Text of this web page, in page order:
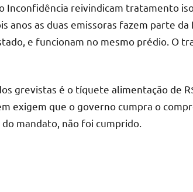
Inconfidência reivindicam tratamento
anos as duas emissoras fazem parte
e funcionam no mesmo prédio. O
grevistas é o tíquete alimentação de
exigem que o governo cumpra o
mandato, não foi cumprido.